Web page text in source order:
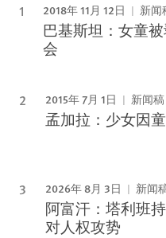
2018年 11月 12日 新闻
巴基斯坦：女童
会
2015年 7月 1日 新闻稿
孟加拉：少女因
2026年 8月 3日 新闻
阿富汗：塔利班
对人权攻势